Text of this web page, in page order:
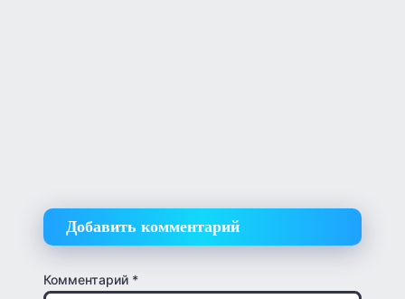
Добавить комментарий
Комментарий *